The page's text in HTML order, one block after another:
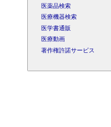
医薬品検索
医療機器検索
医学書通販
医療動画
著作権許諾サービス